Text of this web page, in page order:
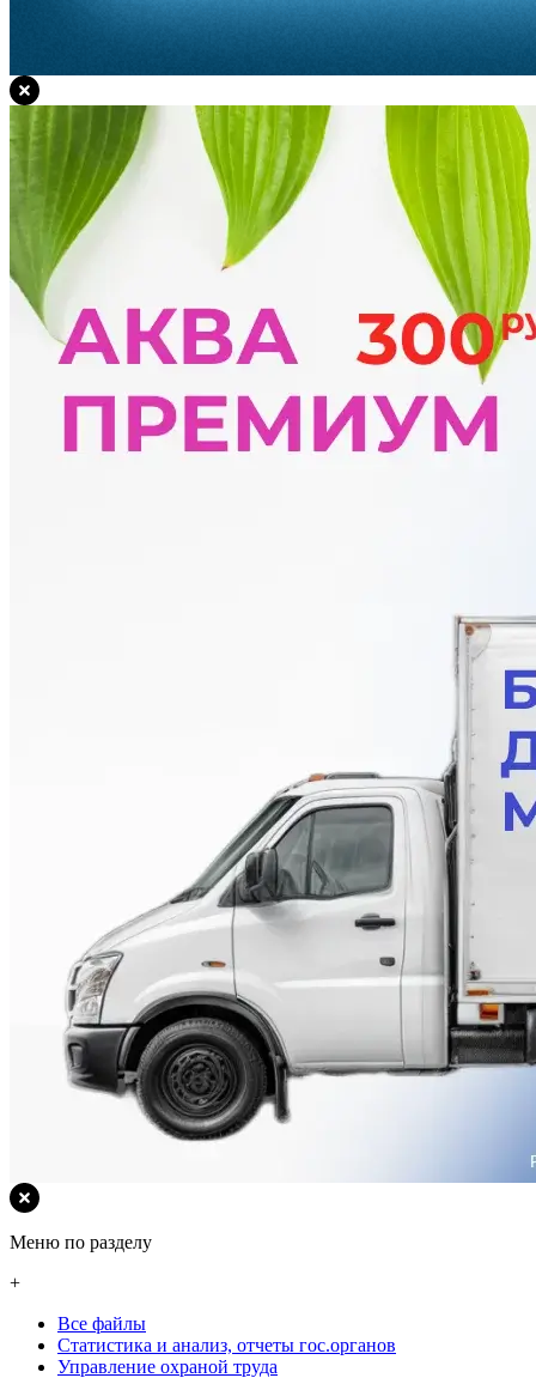
Меню по разделу
+
Все файлы
Статистика и анализ, отчеты гос.органов
Управление охраной труда